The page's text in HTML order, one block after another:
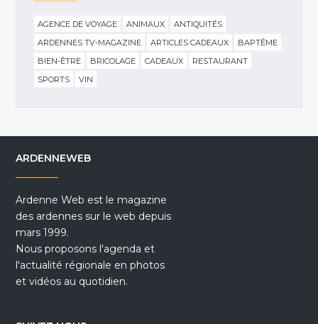
AGENCE DE VOYAGE ANIMAUX
ANTIQUITÉS
ARDENNES TV-MAGAZINE
ARTICLES CADEAUX
BAPTÊME
BIEN-ÊTRE
BRICOLAGE CADEAUX
RESTAURANT
SPORTS
VIN
ARDENNEWEB
Ardenne Web est le magazine
des ardennes sur le web depuis
mars 1999.
Nous proposons l'agenda et
l'actualité régionale en photos
et vidéos au quotidien.